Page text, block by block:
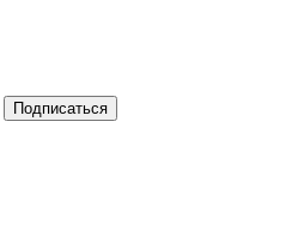
Подписаться